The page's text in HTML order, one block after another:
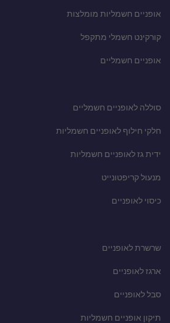
אופניים חשמליות מומלצות
קורקינט חשמלי מתקפל
אופניים חשמליים
סוללה לאופניים חשמליים
חלקי חילוף לאופניים חשמליות
ידית גז לאופניים חשמליות
מנעול קריפטונייט
כיסוי לאופניים
שרשרת לאופניים
ארגז לאופניים
סבל לאופניים
תיקון אופניים חשמליות